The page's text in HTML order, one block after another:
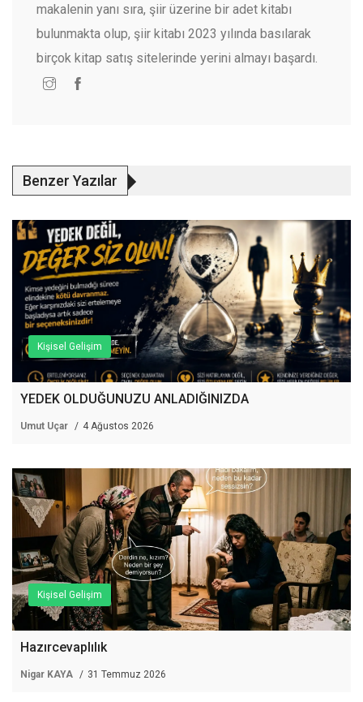
makalenin yanı sıra, şiir üzerine bir adet kitabı
bulunmakta olup, şiir kitabı 2023 yılında basılarak
birçok kitap satış sitelerinde yerini almayı başardı.
Benzer Yazılar
Kişisel Gelişim
YEDEK OLDUĞUNUZU ANLADIĞINIZDA
Umut Uçar 4 Ağustos 2026
Kişisel Gelişim
Hazırcevaplılık
Nigar KAYA 31 Temmuz 2026